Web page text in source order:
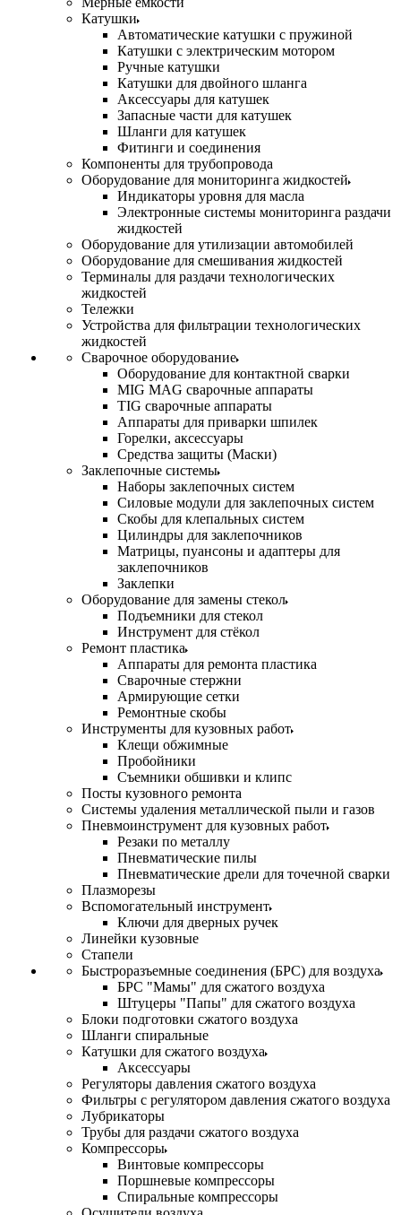
Катушки
Автоматические катушки с пружиной
Катушки с электрическим мотором
Ручные катушки
Катушки для двойного шланга
Аксессуары для катушек
Запасные части для катушек
Шланги для катушек
Фитинги и соединения
Компоненты для трубопровода
Оборудование для мониторинга жидкостей
Индикаторы уровня для масла
Электронные системы мониторинга раздачи
жидкостей
Оборудование для утилизации автомобилей
Оборудование для смешивания жидкостей
Терминалы для раздачи технологических
жидкостей
Тележки
Устройства для фильтрации технологических
жидкостей
Сварочное оборудование
Оборудование для контактной сварки
MIG MAG сварочные аппараты
TIG сварочные аппараты
Аппараты для приварки шпилек
Горелки, аксессуары
Средства защиты (Маски)
Заклепочные системы
Наборы заклепочных систем
Силовые модули для заклепочных систем
Скобы для клепальных систем
Цилиндры для заклепочников
Матрицы, пуансоны и адаптеры для
заклепочников
Заклепки
Оборудование для замены стекол
Подъемники для стекол
Инструмент для стёкол
Ремонт пластика
Аппараты для ремонта пластика
Сварочные стержни
Армирующие сетки
Ремонтные скобы
Инструменты для кузовных работ
Клещи обжимные
Пробойники
Съемники обшивки и клипс
Посты кузовного ремонта
Системы удаления металлической пыли и газов
Пневмоинструмент для кузовных работ
Резаки по металлу
Пневматические пилы
Пневматические дрели для точечной сварки
Плазморезы
Вспомогательный инструмент
Ключи для дверных ручек
Линейки кузовные
Стапели
Быстроразъемные соединения (БРС) для воздуха
БРС "Мамы" для сжатого воздуха
Штуцеры "Папы" для сжатого воздуха
Блоки подготовки сжатого воздуха
Шланги спиральные
Катушки для сжатого воздуха
Аксессуары
Регуляторы давления сжатого воздуха
Фильтры с регулятором давления сжатого воздуха
Лубрикаторы
Трубы для раздачи сжатого воздуха
Компрессоры
Винтовые компрессоры
Поршневые компрессоры
Спиральные компрессоры